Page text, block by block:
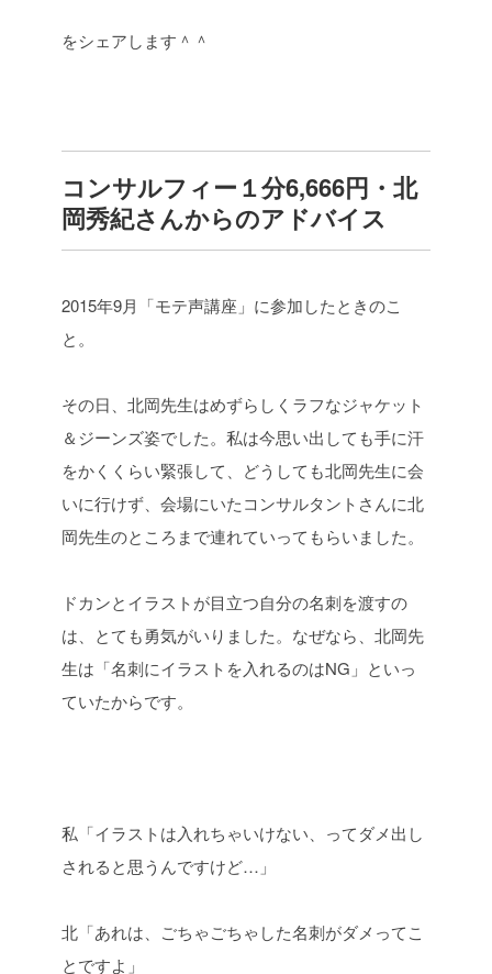
をシェアします＾＾
コンサルフィー１分6,666円・北
岡秀紀さんからのアドバイス
2015年9月「モテ声講座」に参加したときのこ
と。
その日、北岡先生はめずらしくラフなジャケット
＆ジーンズ姿でした。私は今思い出しても手に汗
をかくくらい緊張して、どうしても北岡先生に会
いに行けず、会場にいたコンサルタントさんに北
岡先生のところまで連れていってもらいました。
ドカンとイラストが目立つ自分の名刺を渡すの
は、とても勇気がいりました。なぜなら、北岡先
生は「名刺にイラストを入れるのはNG」といっ
ていたからです。
私「イラストは入れちゃいけない、ってダメ出し
されると思うんですけど…」
北「あれは、ごちゃごちゃした名刺がダメってこ
とですよ」